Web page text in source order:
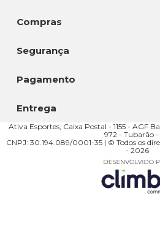
Compras
Segurança
Pagamento
Entrega
Ativa Esportes, Caixa Postal - 1155 - AGF
972 - Tubarão -
CNPJ: 30.194.089/0001-35 | © Todos os
- 2026